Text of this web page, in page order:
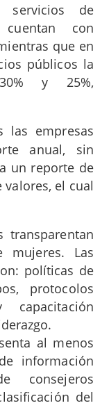
servicios de
cuentan con
que en
públicos la
y 25%,
las empresas
anual, sin
un reporte de
el cual
transparentan
mujeres. Las
políticas de
protocolos
al menos
información
consejeros
del